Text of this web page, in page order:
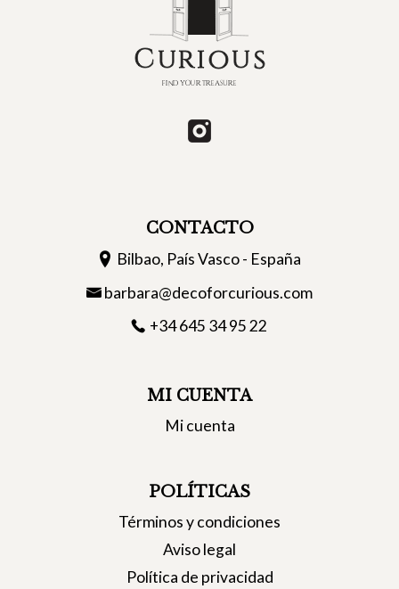
CONTACTO
Bilbao, País Vasco - España
barbara@decoforcurious.com
+34 645 34 95 22
MI CUENTA
Mi cuenta
POLÍTICAS
Términos y condiciones
Aviso legal
Política de privacidad